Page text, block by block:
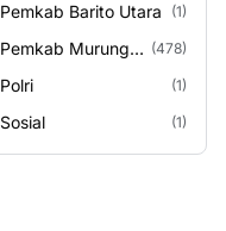
Pemkab Barito Utara (1)
Pemkab Murung
(478)
Polri (1)
Sosial (1)